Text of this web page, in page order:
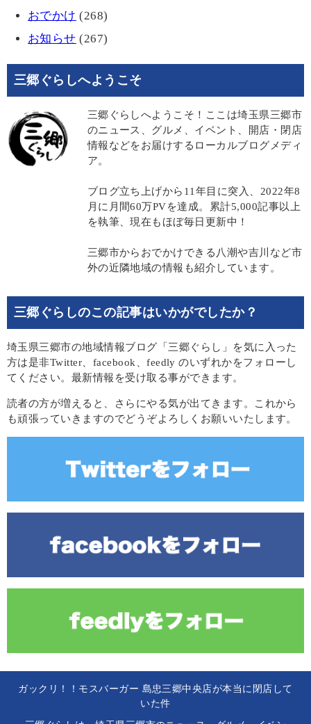
おでかけ (268)
お知らせ (267)
三郷ぐらしへようこそ
三郷ぐらしへようこそ！ここは埼玉県三郷市
のニュース、グルメ、イベント、開店・閉店
情報などをお届けするローカルブログメディ
ア。
ブログ立ち上げから11年目に突入、2022年8
月に月間60万PVを達成。累計5,000記事以上
を執筆、現在もほぼ毎日更新中！
三郷市からおでかけできる八潮や吉川など市
外の近隣地域の情報も紹介しています。
三郷ぐらしのこの記事はいかがでしたか？
埼玉県三郷市の地域情報ブログ「三郷ぐらし」を気に入った
方は是非Twitter、facebook、feedly のいずれかをフォローし
てください。最新情報を受け取る事ができます。
読者の方が増えると、さらにやる気が出てきます。これから
も頑張っていきますのでどうぞよろしくお願いいたします。
ガックリ！！モスバーガー 島忠三郷中央店が本当に閉店して
いた件